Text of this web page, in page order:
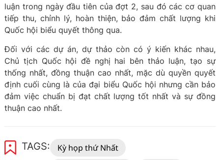
luận trong ngày đầu tiên của đợt 2, sau đó các cơ quan
tiếp thu, chỉnh lý, hoàn thiện, bảo đảm chất lượng khi
Quốc hội biểu quyết thông qua.
Đối với các dự án, dự thảo còn có ý kiến khác nhau,
Chủ tịch Quốc hội đề nghị hai bên thảo luận, tạo sự
thống nhất, đồng thuận cao nhất, mặc dù quyền quyết
định cuối cùng là của đại biểu Quốc hội nhưng cần bảo
đảm việc chuẩn bị đạt chất lượng tốt nhất và sự đồng
thuận cao nhất.
TAGS: Kỳ họp thứ Nhất